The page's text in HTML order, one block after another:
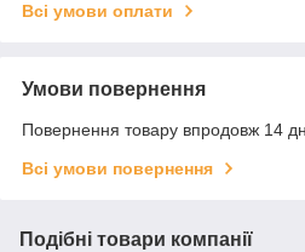
Всі умови оплати
Умови повернення
Повернення товару впродовж 14
Всі умови повернення
Подібні товари компанії